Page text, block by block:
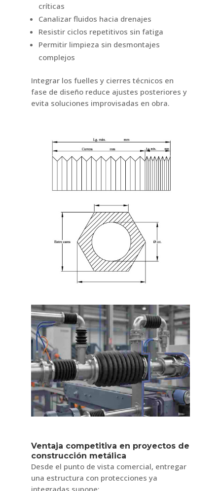
críticas
Canalizar fluidos hacia drenajes
Resistir ciclos repetitivos sin fatiga
Permitir limpieza sin desmontajes
complejos
Integrar los fuelles y cierres técnicos en
fase de diseño reduce ajustes posteriores y
evita soluciones improvisadas en obra.
Ventaja competitiva en proyectos de
construcción metálica
Desde el punto de vista comercial, entregar
una estructura con protecciones ya